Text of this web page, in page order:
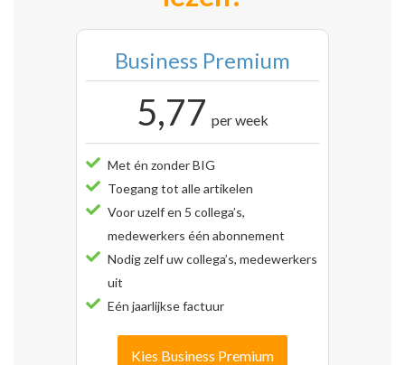
Business Premium
5,77 per week
Met én zonder BIG
Toegang tot alle artikelen
Voor uzelf en 5 collega’s,
medewerkers één abonnement
Nodig zelf uw collega’s, medewerkers
uit
Eén jaarlijkse factuur
Kies Business Premium